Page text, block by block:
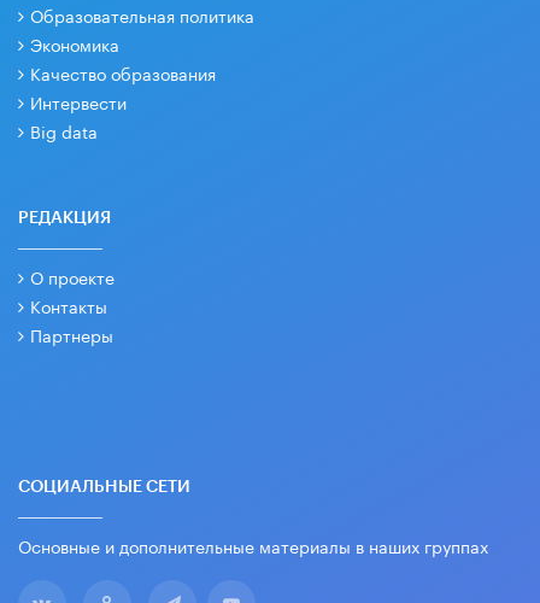
Образовательная политика
Экономика
Качество образования
Интервести
Big data
РЕДАКЦИЯ
О проекте
Контакты
Партнеры
СОЦИАЛЬНЫЕ СЕТИ
Основные и дополнительные материалы в наших группах